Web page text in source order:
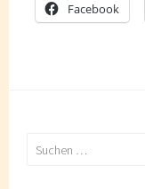
Facebook
Suchen